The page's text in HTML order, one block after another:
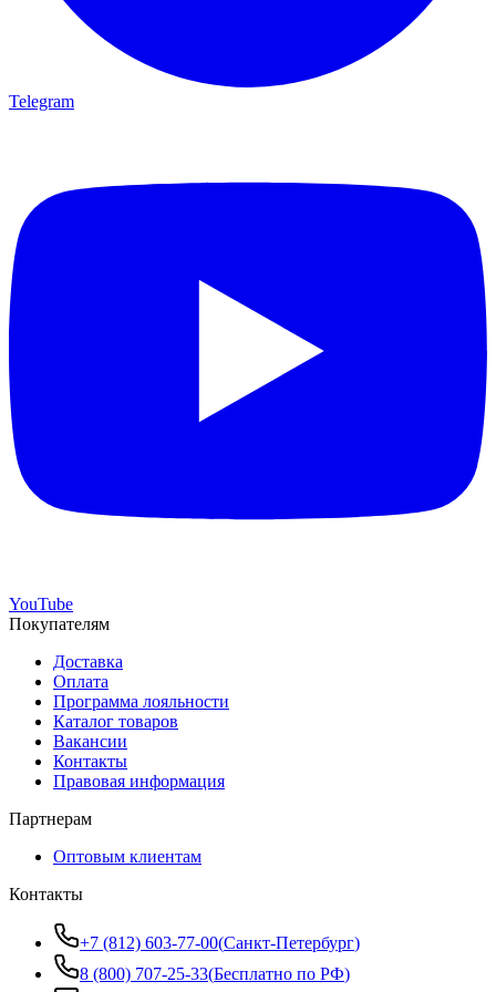
Telegram
YouTube
Покупателям
Доставка
Оплата
Программа лояльности
Каталог товаров
Вакансии
Контакты
Правовая информация
Партнерам
Оптовым клиентам
Контакты
+7 (812) 603-77-00(Санкт-Петербург)
8 (800) 707-25-33(Бесплатно по РФ)